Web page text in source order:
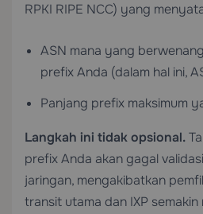
RPKI RIPE NCC) yang
ASN mana yang
prefix Anda (dalam hal ini,
Panjang prefix maksimum
Langkah ini tidak opsional.
prefix Anda akan gagal
jaringan, mengakibatkan
transit utama dan IXP